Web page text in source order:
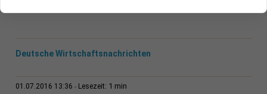
Deutsche Wirtschaftsnachrichten
01.07.2016 13:36 Lesezeit: 1 min